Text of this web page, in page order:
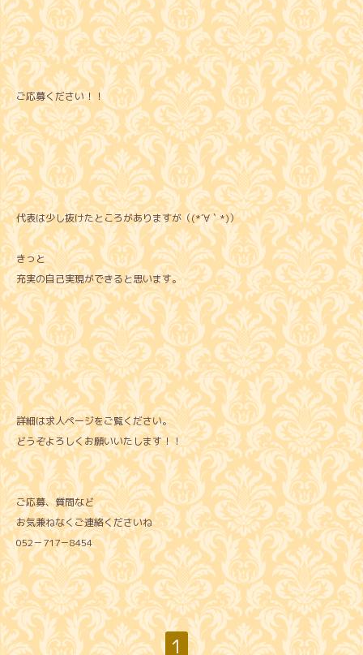
ご応募ください！！
代表は少し抜けたところがありますが（(*´∀｀*)）
きっと
充実の自己実現ができると思います。
詳細は求人ページをご覧ください。
どうぞよろしくお願いいたします！！
ご応募、質問など
お気兼ねなくご連絡くださいね
052－717－8454
1